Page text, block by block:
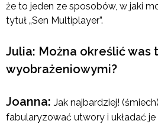
że to jeden ze sposobów, w jaki
tytuł „Sen Multiplayer”.
Julia: Można określić was
wyobrażeniowymi?
Joanna: Jak najbardziej!
fabularyzować utwory i układać je